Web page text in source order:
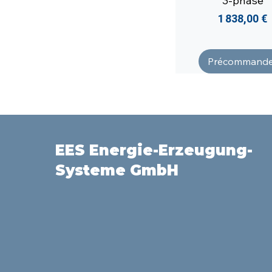
Prix
1 838,00 €
EES Energie-Erzeugung-
Systeme GmbH